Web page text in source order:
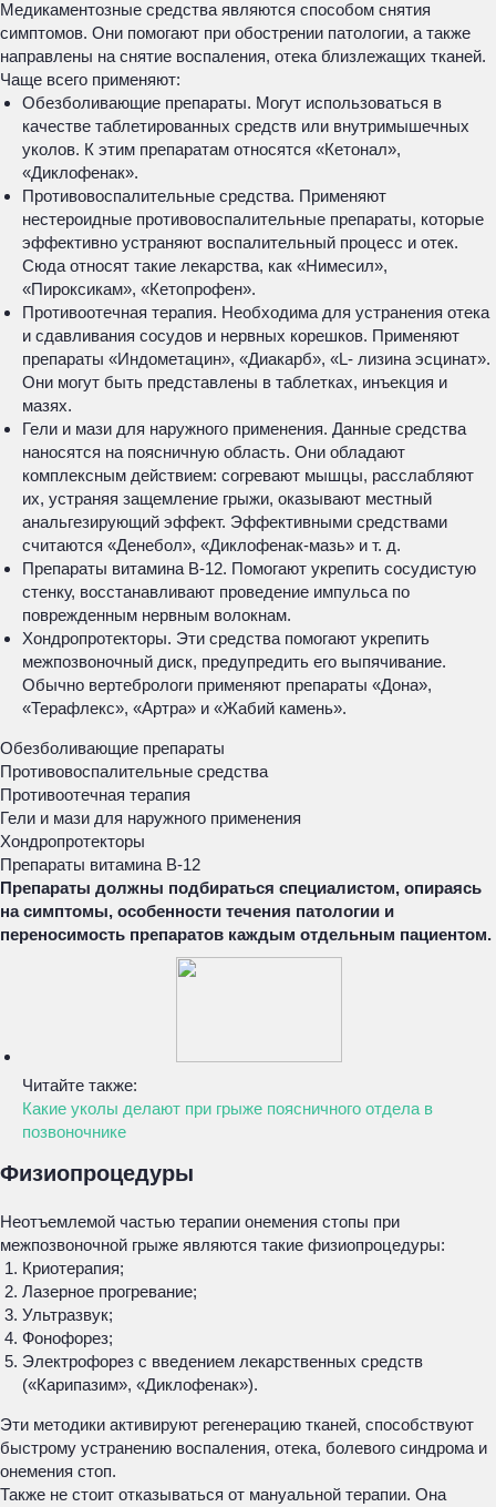
Медикаментозные средства являются способом снятия
симптомов. Они помогают при обострении патологии, а также
направлены на снятие воспаления, отека близлежащих тканей.
Чаще всего применяют:
Обезболивающие препараты. Могут использоваться в
качестве таблетированных средств или внутримышечных
уколов. К этим препаратам относятся «Кетонал»,
«Диклофенак».
Противовоспалительные средства. Применяют
нестероидные противовоспалительные препараты, которые
эффективно устраняют воспалительный процесс и отек.
Сюда относят такие лекарства, как «Нимесил»,
«Пироксикам», «Кетопрофен».
Противоотечная терапия. Необходима для устранения отека
и сдавливания сосудов и нервных корешков. Применяют
препараты «Индометацин», «Диакарб», «L- лизина эсцинат».
Они могут быть представлены в таблетках, инъекция и
мазях.
Гели и мази для наружного применения. Данные средства
наносятся на поясничную область. Они обладают
комплексным действием: согревают мышцы, расслабляют
их, устраняя защемление грыжи, оказывают местный
анальгезирующий эффект. Эффективными средствами
считаются «Денебол», «Диклофенак-мазь» и т. д.
Препараты витамина В-12. Помогают укрепить сосудистую
стенку, восстанавливают проведение импульса по
поврежденным нервным волокнам.
Хондропротекторы. Эти средства помогают укрепить
межпозвоночный диск, предупредить его выпячивание.
Обычно вертебрологи применяют препараты «Дона»,
«Терафлекс», «Артра» и «Жабий камень».
Обезболивающие препараты
Противовоспалительные средства
Противоотечная терапия
Гели и мази для наружного применения
Хондропротекторы
Препараты витамина В-12
Препараты должны подбираться специалистом, опираясь
на симптомы, особенности течения патологии и
переносимость препаратов каждым отдельным пациентом.
Читайте также:
Какие уколы делают при грыже поясничного отдела в
позвоночнике
Физиопроцедуры
Неотъемлемой частью терапии онемения стопы при
межпозвоночной грыже являются такие физиопроцедуры:
Криотерапия;
Лазерное прогревание;
Ультразвук;
Фонофорез;
Электрофорез с введением лекарственных средств
(«Карипазим», «Диклофенак»).
Эти методики активируют регенерацию тканей, способствуют
быстрому устранению воспаления, отека, болевого синдрома и
онемения стоп.
Также не стоит отказываться от мануальной терапии. Она